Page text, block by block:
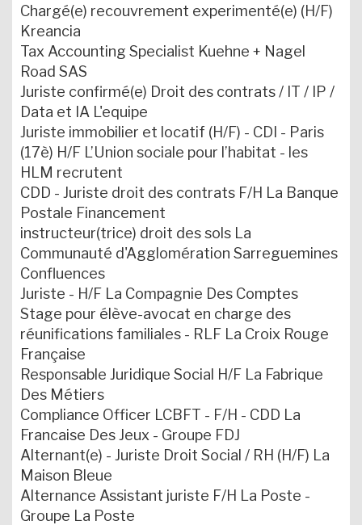
Chargé(e) recouvrement experimenté(e) (H/F)
Kreancia
Tax Accounting Specialist Kuehne + Nagel
Road SAS
Juriste confirmé(e) Droit des contrats / IT / IP /
Data et IA L'equipe
Juriste immobilier et locatif (H/F) - CDI - Paris
(17è) H/F L’Union sociale pour l’habitat - les
HLM recrutent
CDD - Juriste droit des contrats F/H La Banque
Postale Financement
instructeur(trice) droit des sols La
Communauté d'Agglomération Sarreguemines
Confluences
Juriste - H/F La Compagnie Des Comptes
Stage pour élève-avocat en charge des
réunifications familiales - RLF La Croix Rouge
Française
Responsable Juridique Social H/F La Fabrique
Des Métiers
Compliance Officer LCBFT - F/H - CDD La
Francaise Des Jeux - Groupe FDJ
Alternant(e) - Juriste Droit Social / RH (H/F) La
Maison Bleue
Alternance Assistant juriste F/H La Poste -
Groupe La Poste